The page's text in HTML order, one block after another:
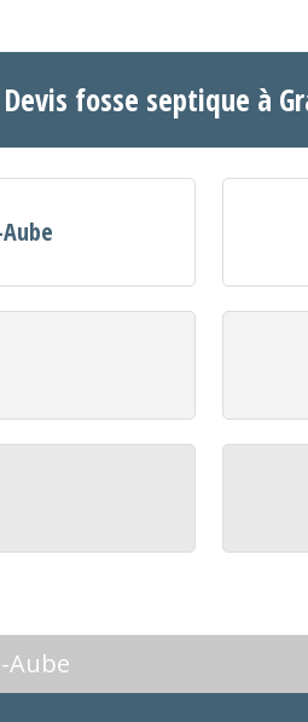
fosse septique à
Aube